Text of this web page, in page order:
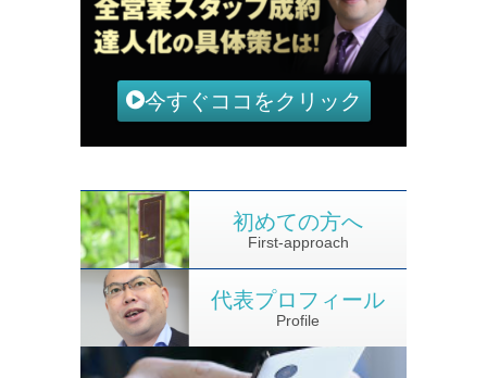
今すぐココをクリック
First-approach
初めての方へ
Profile
代表プロフィール